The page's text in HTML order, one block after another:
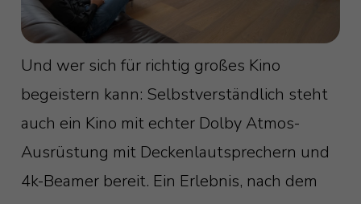
Und wer sich für richtig großes Kino
begeistern kann: Selbstverständlich steht
auch ein Kino mit echter Dolby Atmos-
Ausrüstung mit Deckenlautsprechern und
4k-Beamer bereit. Ein Erlebnis, nach dem